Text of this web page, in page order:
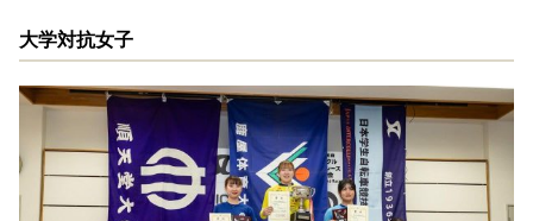
大学対抗女子